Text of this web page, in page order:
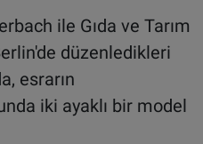
ile Gıda ve Tarım
düzenledikleri
esrarın
iki ayaklı bir model